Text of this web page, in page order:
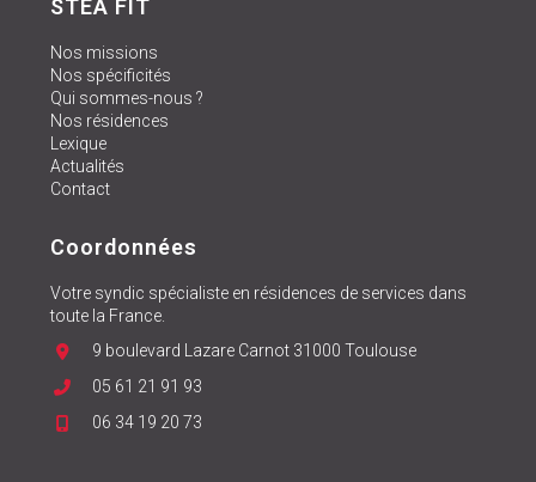
STEA FIT
Nos missions
Nos spécificités
Qui sommes-nous ?
Nos résidences
Lexique
Actualités
Contact
Coordonnées
Votre syndic spécialiste en résidences de services dans
toute la France.
9 boulevard Lazare Carnot 31000 Toulouse
05 61 21 91 93
06 34 19 20 73